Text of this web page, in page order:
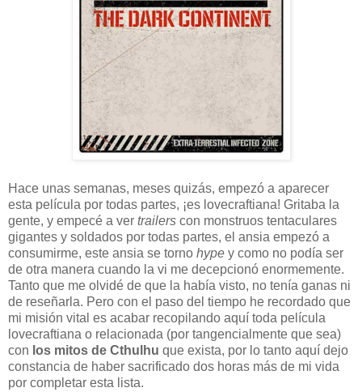
Hace unas semanas, meses quizás, empezó a aparecer
esta película por todas partes, ¡es lovecraftiana! Gritaba la
gente, y empecé a ver trailers con monstruos tentaculares
gigantes y soldados por todas partes, el ansia empezó a
consumirme, este ansia se torno hype y como no podía ser
de otra manera cuando la vi me decepcionó enormemente.
Tanto que me olvidé de que la había visto, no tenía ganas ni
de reseñarla. Pero con el paso del tiempo he recordado que
mi misión vital es acabar recopilando aquí toda película
lovecraftiana o relacionada (por tangencialmente que sea)
con los mitos de Cthulhu que exista, por lo tanto aquí dejo
constancia de haber sacrificado dos horas más de mi vida
por completar esta lista.